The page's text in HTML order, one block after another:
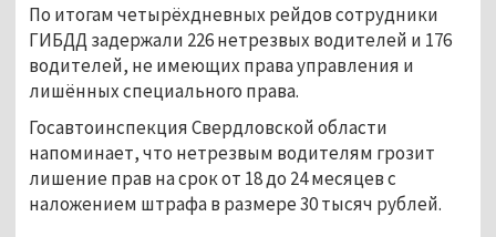
По итогам четырёхдневных рейдов сотрудники
ГИБДД задержали 226 нетрезвых водителей и 176
водителей, не имеющих права управления и
лишённых специального права.
Госавтоинспекция Свердловской области
напоминает, что нетрезвым водителям грозит
лишение прав на срок от 18 до 24 месяцев с
наложением штрафа в размере 30 тысяч рублей.